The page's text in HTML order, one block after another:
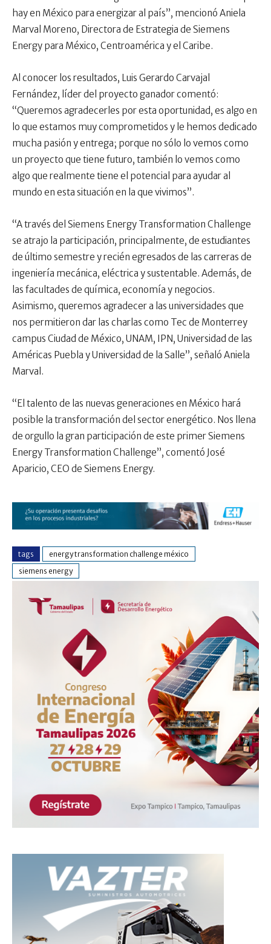
hay en México para energizar al país”, mencionó Aniela
Marval Moreno, Directora de Estrategia de Siemens
Energy para México, Centroamérica y el Caribe.
Al conocer los resultados, Luis Gerardo Carvajal
Fernández, líder del proyecto ganador comentó:
“Queremos agradecerles por esta oportunidad, es algo en
lo que estamos muy comprometidos y le hemos dedicado
mucha pasión y entrega; porque no sólo lo vemos como
un proyecto que tiene futuro, también lo vemos como
algo que realmente tiene el potencial para ayudar al
mundo en esta situación en la que vivimos”.
“A través del Siemens Energy Transformation Challenge
se atrajo la participación, principalmente, de estudiantes
de último semestre y recién egresados de las carreras de
ingeniería mecánica, eléctrica y sustentable. Además, de
las facultades de química, economía y negocios.
Asimismo, queremos agradecer a las universidades que
nos permitieron dar las charlas como Tec de Monterrey
campus Ciudad de México, UNAM, IPN, Universidad de las
Américas Puebla y Universidad de la Salle”, señaló Aniela
Marval.
“El talento de las nuevas generaciones en México hará
posible la transformación del sector energético. Nos llena
de orgullo la gran participación de este primer Siemens
Energy Transformation Challenge”, comentó José
Aparicio, CEO de Siemens Energy.
tags
energy transformation challenge méxico
siemens energy